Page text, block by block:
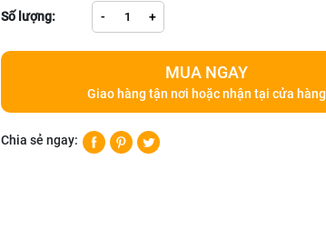
Số lượng: - +
MUA NGAY
Giao hàng tận nơi hoặc nhận tại cửa hàng
Chia sẻ ngay: